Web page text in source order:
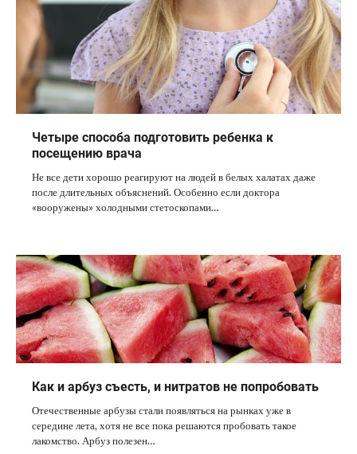
Четыре способа подготовить ребенка к
посещению врача
Не все дети хорошо реагируют на людей в белых халатах даже
после длительных объяснений. Особенно если доктора
«вооружены» холодными стетоскопами…
Как и арбуз съесть, и нитратов не попробовать
Отечественные арбузы стали появляться на рынках уже в
середине лета, хотя не все пока решаются пробовать такое
лакомство. Арбуз полезен…